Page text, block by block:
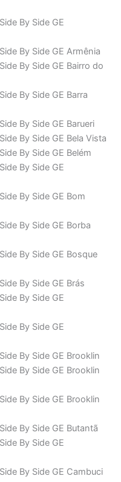
By Side GE
By Side GE Armênia
By Side GE Bairro do
By Side GE Barra
By Side GE Barueri
By Side GE Bela Vista
By Side GE Belém
By Side GE
By Side GE Bom
By Side GE Borba
By Side GE Bosque
By Side GE Brás
By Side GE
By Side GE
By Side GE Brooklin
By Side GE Brooklin
By Side GE Brooklin
By Side GE Butantã
By Side GE
By Side GE Cambuci